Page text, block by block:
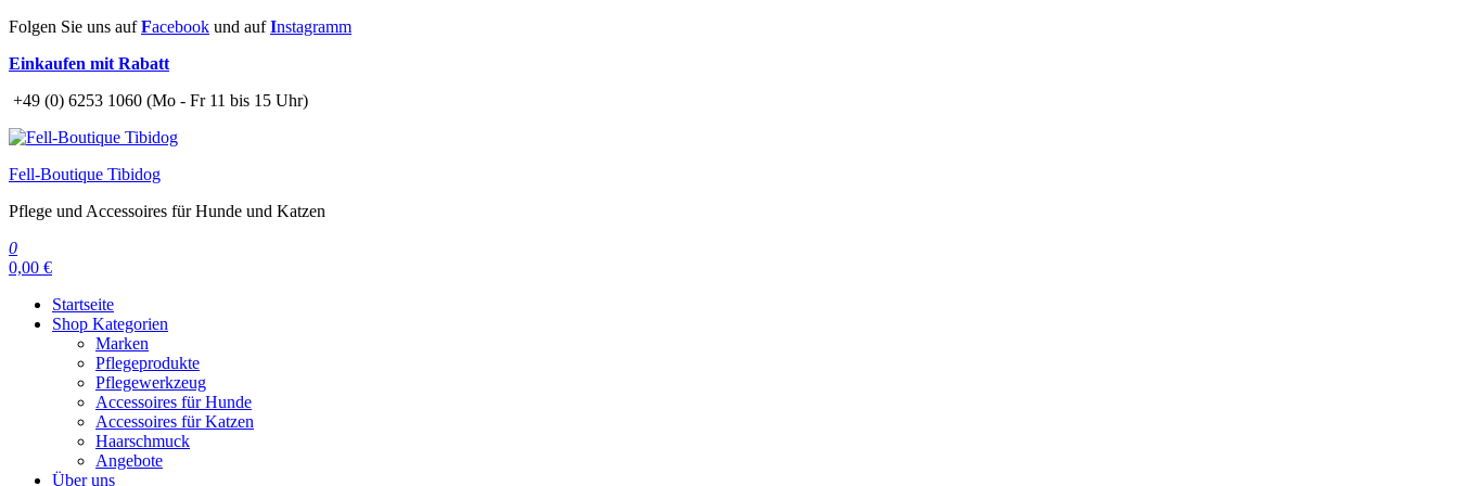
Zum
springen
Folgen Sie uns aufFacebook und aufInstagramm
Einkaufen mit Rabatt
+49 (0) 6253 1060 (Mo - Fr 11 bis 15 Uhr)
Fell-Boutique Tibidog
Pflege und Accessoires für Hunde und Katzen
0
0,00 €
Startseite
Shop Kategorien
Marken
Pflegeprodukte
Pflegewerkzeug
Accessoires für Hunde
Accessoires für Katzen
Haarschmuck
Angebote
Über uns